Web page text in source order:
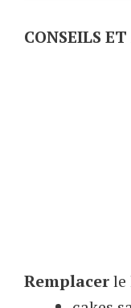
CONSEILS
Remplacerle